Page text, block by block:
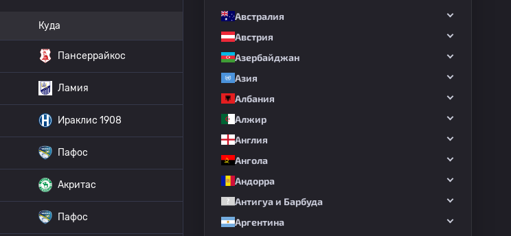
Куда
Пансеррайкос
Ламия
Ираклис 1908
Пафос
Акритас
Пафос
Австралия
Австрия
Азербайджан
Азия
Албания
Алжир
Англия
Ангола
Андорра
Антигуа и Барбуда
Аргентина